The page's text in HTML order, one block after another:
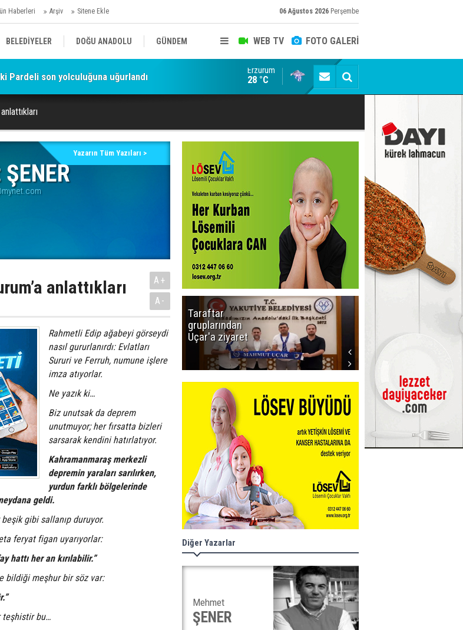
Haberleri Arşiv Sitene Ekle 06 Ağustos 2026 Perşembe
WEB TV FOTO GALERİ
BELEDİYELER DOĞU ANADOLU GÜNDEM
AFAD/ SAVAŞ SPOR
MAĞAZİN
Pardeli son yolculuğuna uğurlandı Seydikemer'de Yangın Sonrası Seferberlik
Erzurum
28 °C
Yazarın Tüm Yazıları >
anlattıkları
A+
A-
Rahmetli Edip ağabeyi görseydi
nasıl gururlanırdı: Evlatları
Sururi ve Ferruh, numune işlere
imza atıyorlar.
Ne yazık ki…
Biz unutsak da deprem
unutmuyor; her fırsatta bizleri
sarsarak kendini hatırlatıyor.
Kahramanmaraş merkezli
depremin yaraları sarılırken,
yurdun farklı bölgelerinde
geldi.
gibi sallanıp duruyor.
feryat figan uyarıyorlar:
hattı her an kırılabilir.”
bildiği meşhur bir söz var:
teşhistir bu…
Taraftar
gruplarından
Uçar'a ziyaret
başlıyor! İlk
düdük Bolu'da
çalacak
Diğer Yazarlar
Mehmet
ŞENER